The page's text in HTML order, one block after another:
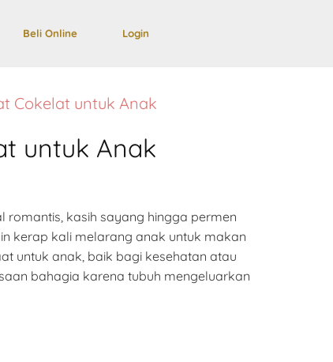
Beli Online Login
Cokelat untuk Anak
untuk Anak
romantis, kasih sayang hingga permen
kerap kali melarang anak untuk makan
untuk anak, baik bagi kesehatan atau
bahagia karena tubuh mengeluarkan